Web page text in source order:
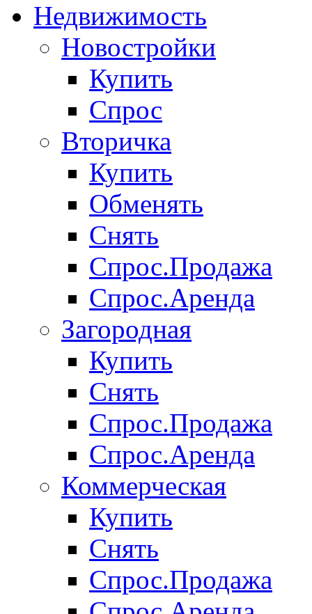
Недвижимость
Новостройки
Купить
Спрос
Вторичка
Купить
Обменять
Снять
Спрос.Продажа
Спрос.Аренда
Загородная
Купить
Снять
Спрос.Продажа
Спрос.Аренда
Коммерческая
Купить
Снять
Спрос.Продажа